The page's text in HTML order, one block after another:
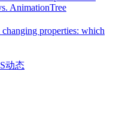
AnimationTree
properties: which
动态